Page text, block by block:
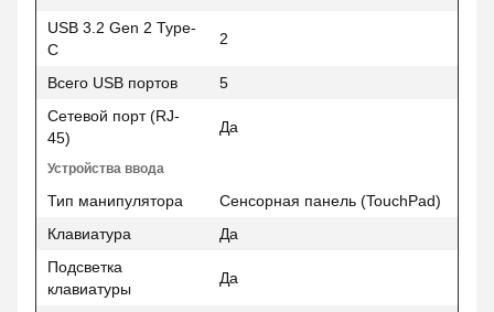
USB 3.2 Gen 2 Type-
C
2
Всего USB портов
5
Сетевой порт (RJ-
45)
Да
Устройства ввода
Тип манипулятора
Сенсорная панель (TouchPad)
Клавиатура
Да
Подсветка
клавиатуры
Да